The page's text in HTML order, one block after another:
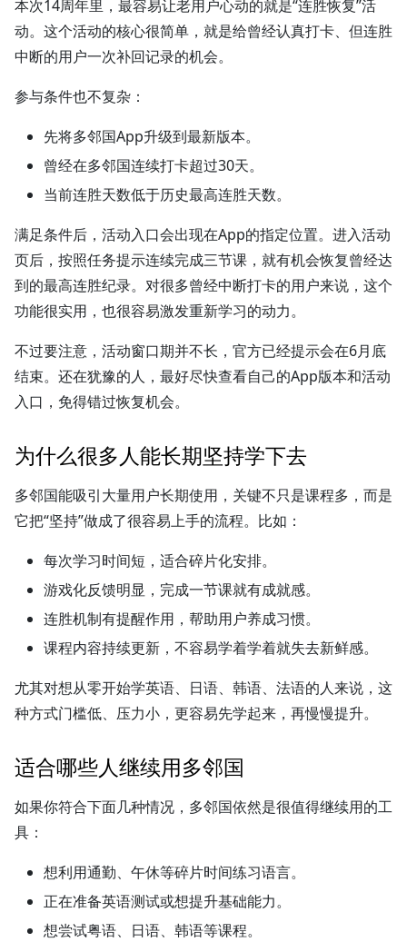
本次14周年里，最容易让老用户心动的就是“连胜恢复”活
动。这个活动的核心很简单，就是给曾经认真打卡、但连胜
中断的用户一次补回记录的机会。
参与条件也不复杂：
先将多邻国App升级到最新版本。
曾经在多邻国连续打卡超过30天。
当前连胜天数低于历史最高连胜天数。
满足条件后，活动入口会出现在App的指定位置。进入活动
页后，按照任务提示连续完成三节课，就有机会恢复曾经达
到的最高连胜纪录。对很多曾经中断打卡的用户来说，这个
功能很实用，也很容易激发重新学习的动力。
不过要注意，活动窗口期并不长，官方已经提示会在6月底
结束。还在犹豫的人，最好尽快查看自己的App版本和活动
入口，免得错过恢复机会。
为什么很多人能长期坚持学下去
多邻国能吸引大量用户长期使用，关键不只是课程多，而是
它把“坚持”做成了很容易上手的流程。比如：
每次学习时间短，适合碎片化安排。
游戏化反馈明显，完成一节课就有成就感。
连胜机制有提醒作用，帮助用户养成习惯。
课程内容持续更新，不容易学着学着就失去新鲜感。
尤其对想从零开始学英语、日语、韩语、法语的人来说，这
种方式门槛低、压力小，更容易先学起来，再慢慢提升。
适合哪些人继续用多邻国
如果你符合下面几种情况，多邻国依然是很值得继续用的工
具：
想利用通勤、午休等碎片时间练习语言。
正在准备英语测试或想提升基础能力。
想尝试粤语、日语、韩语等课程。